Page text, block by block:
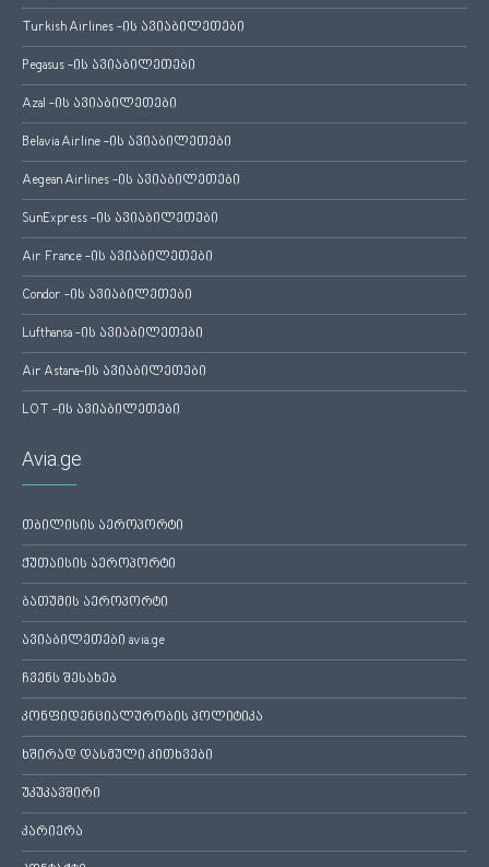
Turkish Airlines -ის ავიაბილეთები
Pegasus -ის ავიაბილეთები
Azal -ის ავიაბილეთები
Belavia Airline -ის ავიაბილეთები
Aegean Airlines -ის ავიაბილეთები
SunExpress -ის ავიაბილეთები
Air France -ის ავიაბილეთები
Condor -ის ავიაბილეთები
Lufthansa -ის ავიაბილეთები
Air Astana-ის ავიაბილეთები
LOT -ის ავიაბილეთები
Avia.ge
თბილისის აეროპორტი
ქუთაისის აეროპორტი
ბათუმის აეროპორტი
ავიაბილეთები avia.ge
ჩვენს შესახებ
კონფიდენციალურობის პოლიტიკა
ხშირად დასმული კითხვები
უკუკავშირი
კარიერა